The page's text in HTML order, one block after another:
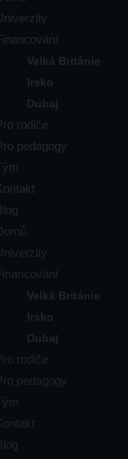
Velká Británie
Irsko
Dubaj
rodiče
pedagogy
Univerzity
Velká Británie
Irsko
Dubaj
rodiče
pedagogy